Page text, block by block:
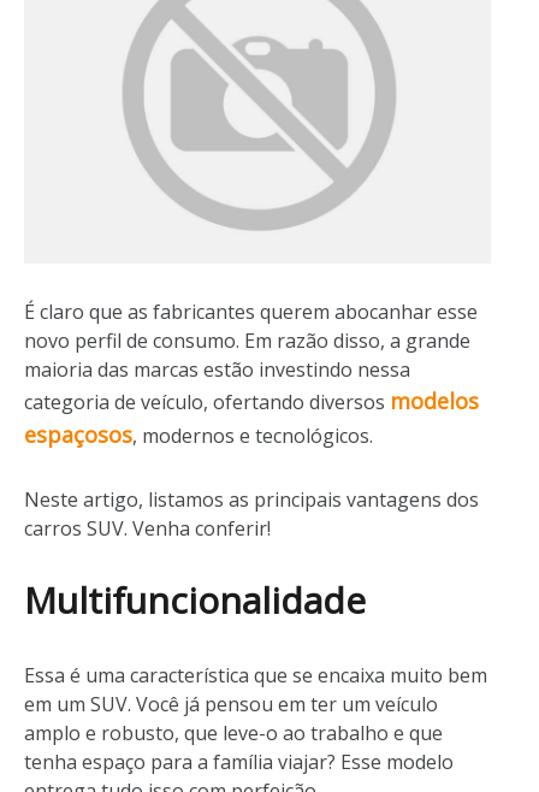
É claro que as fabricantes querem abocanhar esse
novo perfil de consumo. Em razão disso, a grande
maioria das marcas estão investindo nessa
categoria de veículo, ofertando diversos modelos
espaçosos, modernos e tecnológicos.
Neste artigo, listamos as principais vantagens dos
carros SUV. Venha conferir!
Multifuncionalidade
Essa é uma característica que se encaixa muito bem
em um SUV. Você já pensou em ter um veículo
amplo e robusto, que leve-o ao trabalho e que
tenha espaço para a família viajar? Esse modelo